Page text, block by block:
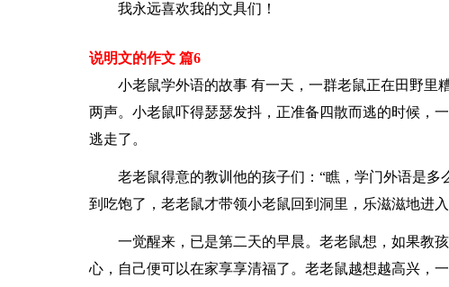
我永远喜欢我的文具们！
说明文的作文 篇6
小老鼠学外语的故事 有一天，一群老鼠正在田野里
两声。小老鼠吓得瑟瑟发抖，正准备四散而逃的时候，
逃走了。
老老鼠得意的教训他的孩子们：“瞧，学门外语是
到吃饱了，老老鼠才带领小老鼠回到洞里，乐滋滋地进入
一觉醒来，已是第二天的早晨。老老鼠想，如果教
心，自己便可以在家享享清福了。老老鼠越想越高兴，